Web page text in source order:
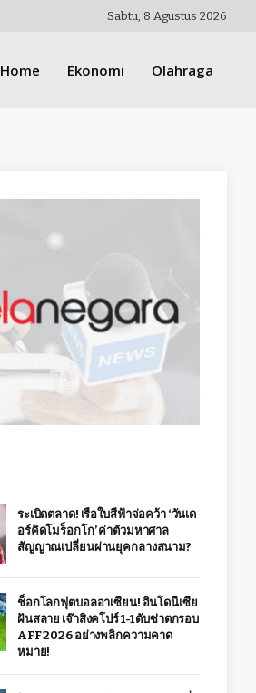
Sabtu, 8 Agustus 2026
Home Ekonomi Olahraga
ระเบิดตลาด! เรือใบสีฟ้าจ่อคว้า ‘วันเด
อร์คิดโมร็อกโก’ ค่าตัวมหาศาล
สัญญาณเปลี่ยนผ่านยุคกลางสนาม?
ช็อกโลกฟุตบอลอาเซียน! อินโดนีเซีย
ฝันสลาย เจ๊าสิงคโปร์ 1-1 ดับซ่าตกรอบ
AFF 2026 อย่างพลิกความคาด
หมาย!